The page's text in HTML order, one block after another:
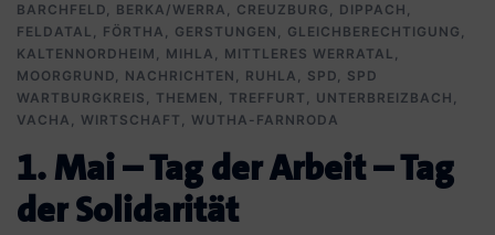
BARCHFELD, BERKA/WERRA , CREUZBURG , DIPPACH ,
FELDATAL , FÖRTHA , GERSTUNGEN , GLEICHBERECHTIGUNG ,
KALTENNORDHEIM , MIHLA , MITTLERES WERRATAL ,
MOORGRUND, NACHRICHTEN , RUHLA , SPD, SPD
WARTBURGKREIS , THEMEN , TREFFURT , UNTERBREIZBACH ,
VACHA , WIRTSCHAFT , WUTHA-FARNRODA
1. Mai – Tag der Arbeit – Tag
der Solidarität